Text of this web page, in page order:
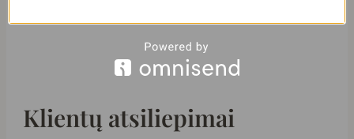
Klientų atsiliepimai